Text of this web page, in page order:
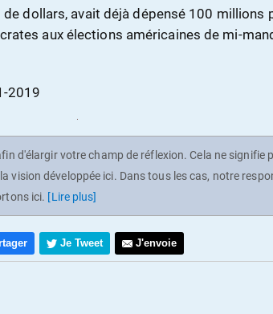
dollars, avait déjà dépensé 100 millions
aux élections américaines de mi-
2019
d'élargir votre champ de réflexion. Cela ne signifie
vision développée ici. Dans tous les cas, notre
ici. [Lire plus]
Je Tweet J'envoie